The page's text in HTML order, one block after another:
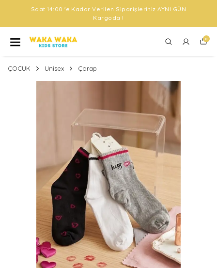
Saat 14:00 'e Kadar Verilen Siparişleriniz AYNI GÜN
Kargoda !
0
ÇOCUK Unisex Çorap